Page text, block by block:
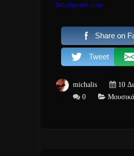
hit-channel.com
Share on
Tweet
michalis
10
0